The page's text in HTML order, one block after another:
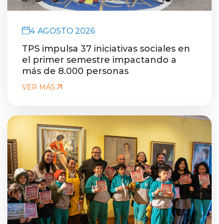
4 AGOSTO 2026
TPS impulsa 37 iniciativas sociales en
el primer semestre impactando a
más de 8.000 personas
VER MÁS